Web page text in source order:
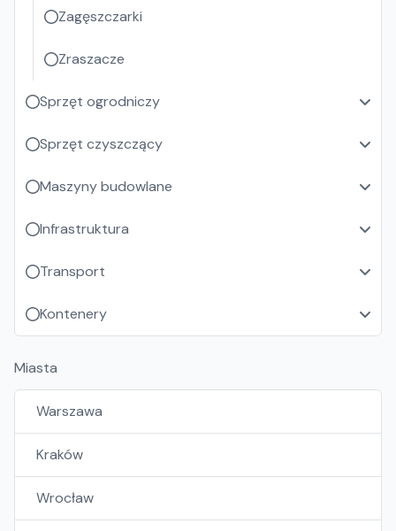
Zagęszczarki
Zraszacze
Sprzęt ogrodniczy
Sprzęt czyszczący
Maszyny budowlane
Infrastruktura
Transport
Kontenery
Miasta
Warszawa
Kraków
Wrocław